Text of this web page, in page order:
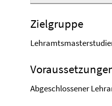
Zielgruppe
Abgeschlossener